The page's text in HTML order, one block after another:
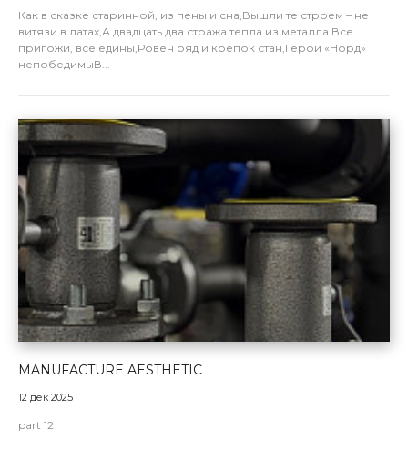
Как в сказке старинной, из пены и сна,Вышли те строем – не
витязи в латах,А двадцать два стража тепла из металла.Все
пригожи, все едины,Ровен ряд и крепок стан,Герои «Норд»
непобедимыВ...
MANUFACTURE AESTHETIC
12 дек 2025
part 12